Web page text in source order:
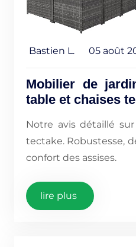
Bastien L. 05 août
Mobilier de
table et chaises
Notre avis détaillé
tectake. Robustesse,
confort des assises.
lire plus